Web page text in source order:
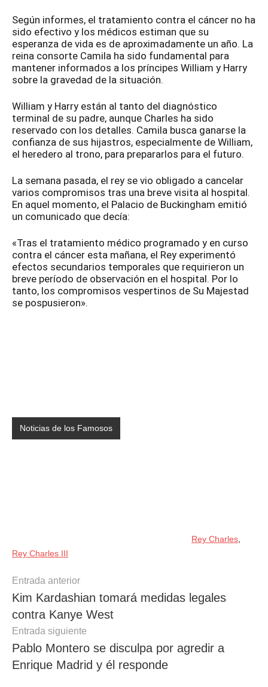
Según informes, el tratamiento contra el cáncer no ha
sido efectivo y los médicos estiman que su
esperanza de vida es de aproximadamente un año. La
reina consorte Camila ha sido fundamental para
mantener informados a los príncipes William y Harry
sobre la gravedad de la situación.
William y Harry están al tanto del diagnóstico
terminal de su padre, aunque Charles ha sido
reservado con los detalles. Camila busca ganarse la
confianza de sus hijastros, especialmente de William,
el heredero al trono, para prepararlos para el futuro.
La semana pasada, el rey se vio obligado a cancelar
varios compromisos tras una breve visita al hospital.
En aquel momento, el Palacio de Buckingham emitió
un comunicado que decía:
«Tras el tratamiento médico programado y en curso
contra el cáncer esta mañana, el Rey experimentó
efectos secundarios temporales que requirieron un
breve período de observación en el hospital. Por lo
tanto, los compromisos vespertinos de Su Majestad
se pospusieron».
Noticias de los Famosos
Rey Charles
Rey Charles III
Navegación
de
entradas
Entrada anterior
Kim Kardashian tomará medidas legales
contra Kanye West
Entrada siguiente
Pablo Montero se disculpa por agredir a
Enrique Madrid y él responde